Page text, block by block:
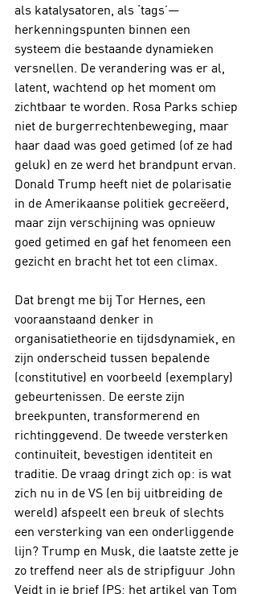
als katalysatoren, als ‘tags’—
herkenningspunten binnen een
systeem die bestaande dynamieken
versnellen. De verandering was er al,
latent, wachtend op het moment om
zichtbaar te worden. Rosa Parks schiep
niet de burgerrechtenbeweging, maar
haar daad was goed getimed (of ze had
geluk) en ze werd het brandpunt ervan.
Donald Trump heeft niet de polarisatie
in de Amerikaanse politiek gecreëerd,
maar zijn verschijning was opnieuw
goed getimed en gaf het fenomeen een
gezicht en bracht het tot een climax.
Dat brengt me bij Tor Hernes, een
vooraanstaand denker in
organisatietheorie en tijdsdynamiek, en
zijn onderscheid tussen bepalende
(constitutive) en voorbeeld (exemplary)
gebeurtenissen. De eerste zijn
breekpunten, transformerend en
richtinggevend. De tweede versterken
continuïteit, bevestigen identiteit en
traditie. De vraag dringt zich op: is wat
zich nu in de VS (en bij uitbreiding de
wereld) afspeelt een breuk of slechts
een versterking van een onderliggende
lijn? Trump en Musk, die laatste zette je
zo treffend neer als de stripfiguur John
Veidt in je brief (PS: het artikel van Tom